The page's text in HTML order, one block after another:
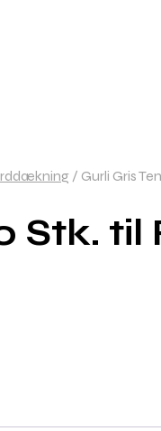
/ Gurli Gris
Stk. til